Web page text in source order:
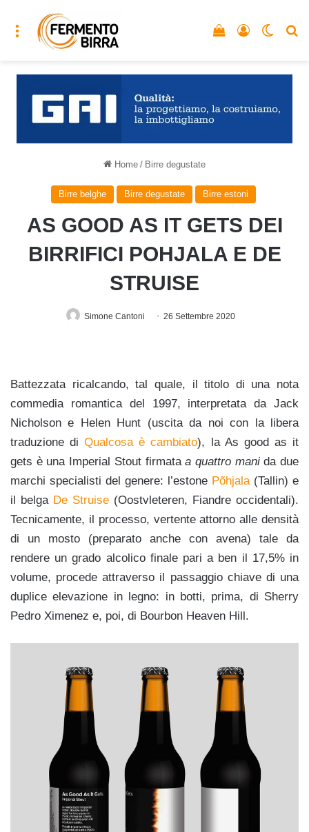
Menu Accedi
Vedi il carrello
Home / Birre degustate
Birre belghe Birre degustate Birre estoni
AS GOOD AS IT GETS DEI
BIRRIFICI POHJALA E DE
STRUISE
Simone Cantoni 26 Settembre 2020
Battezzata ricalcando, tal quale, il titolo di una nota
commedia romantica del 1997, interpretata da Jack
Nicholson e Helen Hunt (uscita da noi con la libera
traduzione diQualcosa è cambiato), la As good as it
gets è una Imperial Stout firmataa quattro manida due
marchi specialisti del genere: l’estone Põhjala(Tallin) e
il belga De Struise (Oostvleteren, Fiandre occidentali).
Tecnicamente, il processo, vertente attorno alle densità
di un mosto (preparato anche con avena) tale da
rendere un grado alcolico finale pari a ben il 17,5% in
volume, procede attraverso il passaggio chiave di una
duplice elevazione in legno: in botti, prima, di Sherry
Pedro Ximenez e, poi, di Bourbon Heaven Hill.